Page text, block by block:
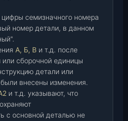
семизначного номера
номер детали, в данном
А, Б, В и т.д. после
или сборочной единицы
детали или
внесены изменения.
и т.д. указывают, что
с основной деталью не